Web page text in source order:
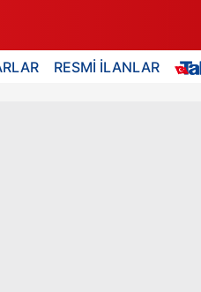
RESMİ İLANLAR